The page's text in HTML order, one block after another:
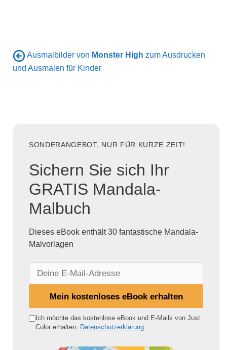
Ausmalbilder von Monster High zum Ausdrucken
und Ausmalen für Kinder
SONDERANGEBOT, NUR FÜR KURZE ZEIT!
Sichern Sie sich Ihr
GRATIS Mandala-
Malbuch
Dieses eBook enthält 30 fantastische Mandala-
Malvorlagen
e
Mein kostenloses eBook erhalten
Ich möchte das kostenlose eBook und E-Mails von Just
Color erhalten. Datenschutzerklärung